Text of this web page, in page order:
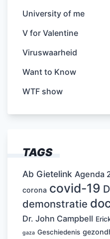
University of me
V for Valentine
Viruswaarheid
Want to Know
WTF show
TAGS
Ab Gietelink Agenda
corona covid-19
demonstratie
Dr. John Campbell
gaza Geschiedenis